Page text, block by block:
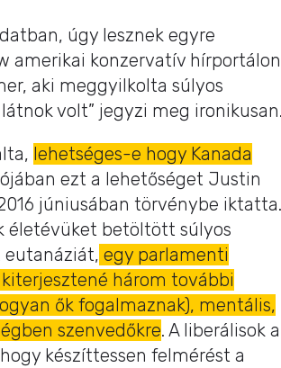
úgy lesznek egyre
amerikai konzervatív
aki meggyilkolta súlyos
volt” jegyzi meg
lehetséges-e hogy Kanada
ezt a lehetőséget Justin
júniusában törvénybe iktatta.
életévüket betöltött súlyos
eutanáziát, egy parlamenti
három további
ők fogalmaznak), mentális,
szenvedőkre. A liberálisok a
készíttessen felmérést a